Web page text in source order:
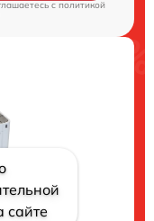
c политикой
сайте